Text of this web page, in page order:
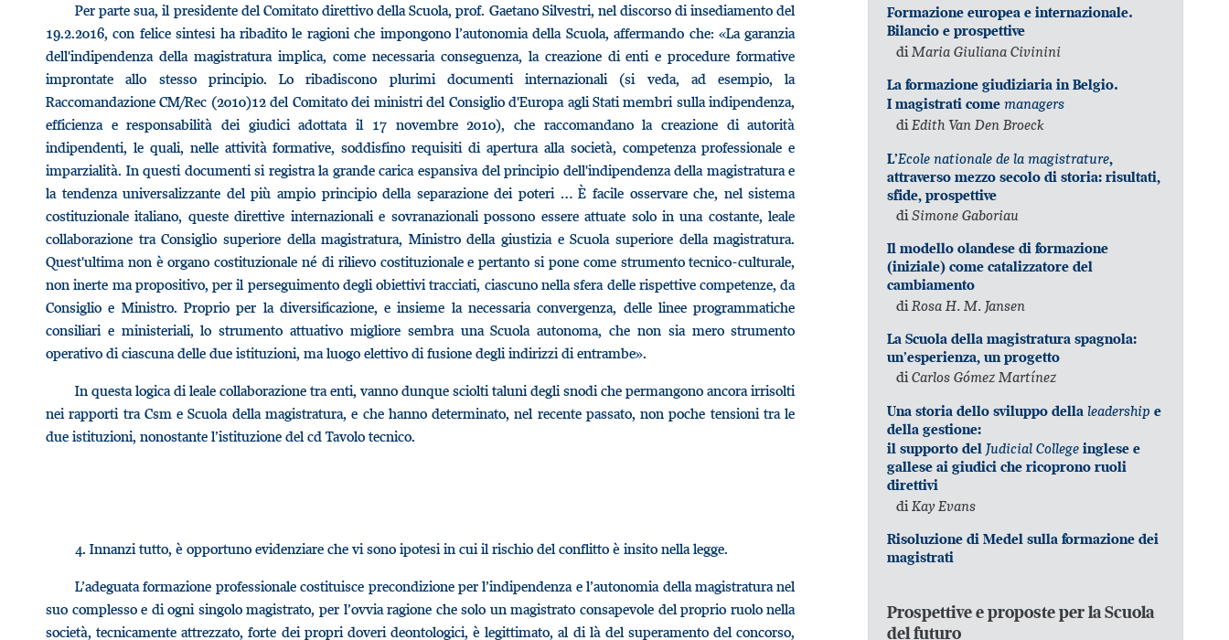
Per parte sua, il presidente del Comitato direttivo della Scuola, prof. Gaetano Silvestri, nel discorso di insediamento del
19.2.2016, con felice sintesi ha ribadito le ragioni che impongono l’autonomia della Scuola, affermando che: «La garanzia
dell'indipendenza della magistratura implica, come necessaria conseguenza, la creazione di enti e procedure formative
improntate allo stesso principio. Lo ribadiscono plurimi documenti internazionali (si veda, ad esempio, la
Raccomandazione CM/Rec (2010)12 del Comitato dei ministri del Consiglio d'Europa agli Stati membri sulla indipendenza,
efficienza e responsabilità dei giudici adottata il 17 novembre 2010), che raccomandano la creazione di autorità
indipendenti, le quali, nelle attività formative, soddisfino requisiti di apertura alla società, competenza professionale e
imparzialità. In questi documenti si registra la grande carica espansiva del principio dell'indipendenza della magistratura e
la tendenza universalizzante del più ampio principio della separazione dei poteri … È facile osservare che, nel sistema
costituzionale italiano, queste direttive internazionali e sovranazionali possono essere attuate solo in una costante, leale
collaborazione tra Consiglio superiore della magistratura, Ministro della giustizia e Scuola superiore della magistratura.
Quest'ultima non è organo costituzionale né di rilievo costituzionale e pertanto si pone come strumento tecnico-culturale,
non inerte ma propositivo, per il perseguimento degli obiettivi tracciati, ciascuno nella sfera delle rispettive competenze, da
Consiglio e Ministro. Proprio per la diversificazione, e insieme la necessaria convergenza, delle linee programmatiche
consiliari e ministeriali, lo strumento attuativo migliore sembra una Scuola autonoma, che non sia mero strumento
operativo di ciascuna delle due istituzioni, ma luogo elettivo di fusione degli indirizzi di entrambe».
In questa logica di leale collaborazione tra enti, vanno dunque sciolti taluni degli snodi che permangono ancora irrisolti
nei rapporti tra Csm e Scuola della magistratura, e che hanno determinato, nel recente passato, non poche tensioni tra le
due istituzioni, nonostante l’istituzione del cd Tavolo tecnico.
4. Innanzi tutto, è opportuno evidenziare che vi sono ipotesi in cui il rischio del conflitto è insito nella legge.
L’adeguata formazione professionale costituisce precondizione per l’indipendenza e l’autonomia della magistratura nel
suo complesso e di ogni singolo magistrato, per l’ovvia ragione che solo un magistrato consapevole del proprio ruolo nella
società, tecnicamente attrezzato, forte dei propri doveri deontologici, è legittimato, al di là del superamento del concorso,
Formazione europea e internazionale.
Bilancio e prospettive
diMaria Giuliana Civinini
La formazione giudiziaria in Belgio.
I magistrati comemanagers
di Edith Van Den Broeck
L’Ecole nationale de la magistrature,
attraverso mezzo secolo di storia: risultati,
sfide, prospettive
diSimone Gaboriau
Il modello olandese di formazione
(iniziale) come catalizzatore del
cambiamento
di Rosa H. M. Jansen
La Scuola della magistratura spagnola:
un’esperienza, un progetto
diCarlos Gómez Martínez
Una storia dello sviluppo dellaleadership e
della gestione:
il supporto del Judicial College inglese e
gallese ai giudici che ricoprono ruoli
direttivi
diKay Evans
Risoluzione di Medel sulla formazione dei
magistrati
Prospettive e proposte per la Scuola
del futuro